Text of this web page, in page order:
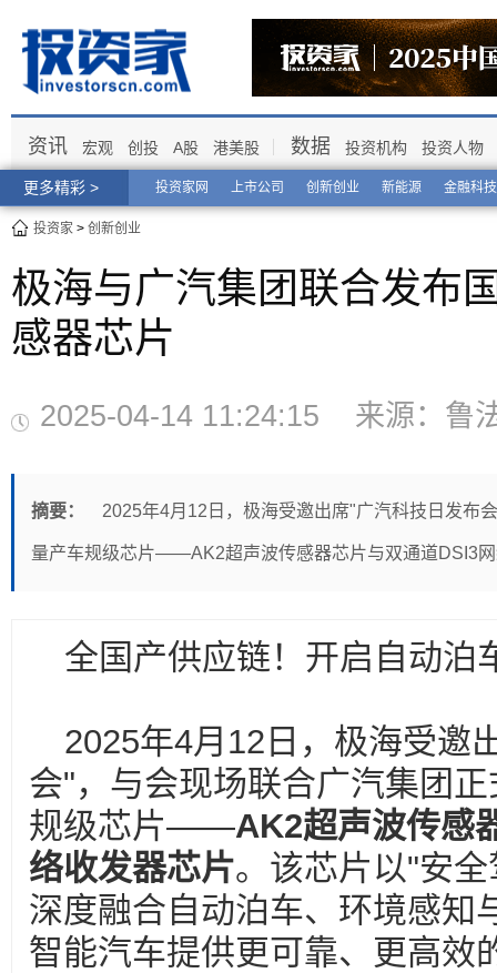
更多精彩 > 投资家网 上市公司 创新创业 新能源 金融科技
资讯 宏观 创投 A股 港美股 数据 投资机构 投资人物
投资家 > 创新创业
极海与广汽集团联合发布
感器芯片
2025-04-14 11:24:15 来源：
摘要： 2025年4月12日，极海受邀出席"广汽科技日发布
量产车规级芯片——AK2超声波传感器芯片与双通道DSI3
全国产供应链！开启自动泊
2025年4月12日，极海受邀
会"，与会现场联合广汽集团
规级芯片——AK2超声波传感
络收发器芯片。该芯片以"安
深度融合自动泊车、环境感知
智能汽车提供更可靠、更高效